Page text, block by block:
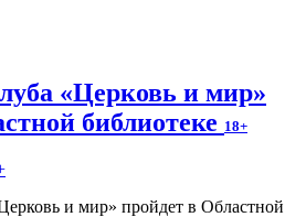
«Церковь и мир»
библиотеке 18+